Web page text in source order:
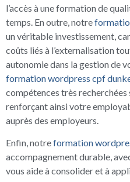
l’accès à une formation de
temps. En outre, notre
un véritable investissement,
coûts liés à l’externalisation
autonomie dans la gestion de
formation wordpress cpf
compétences très recherchées
renforçant ainsi votre
auprès des employeurs.
Enfin, notreformation
accompagnement durable,
vous aide à consolider et à